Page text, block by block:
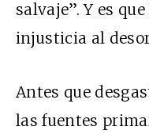
salvaje”. Y es
injusticia al
Antes que
las fuentes